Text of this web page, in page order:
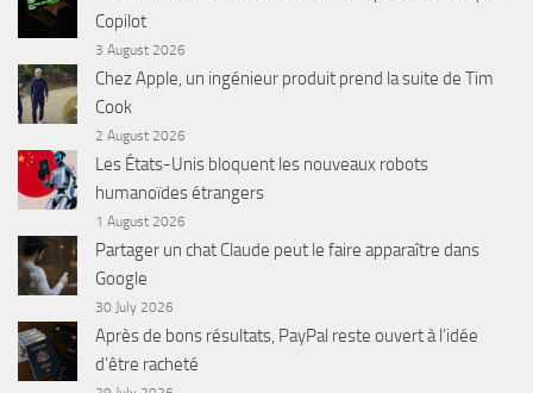
Copilot
3 August 2026
Chez Apple, un ingénieur produit prend la suite de Tim
Cook
2 August 2026
Les États-Unis bloquent les nouveaux robots
humanoïdes étrangers
1 August 2026
Partager un chat Claude peut le faire apparaître dans
Google
30 July 2026
Après de bons résultats, PayPal reste ouvert à l’idée
d’être racheté